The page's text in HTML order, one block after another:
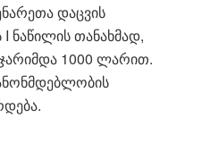
დაცვის
ნაწილის თანახმად,
1000 ლარით.